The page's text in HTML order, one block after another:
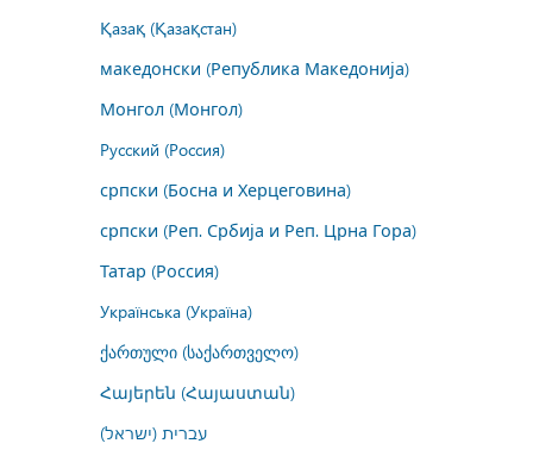
Қазақ (Қазақстан)
македонски (Република Македонија)
Монгол (Монгол)
Русский (Россия)
српски (Босна и Херцеговина)
српски (Реп. Србија и Реп. Црна Гора)
Татар (Россия)
Українська (Україна)
ქართული (საქართველო)
Հայերեն (Հայաստան)
עברית (ישראל)